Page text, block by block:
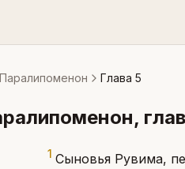
Глава 5
,
1 Сыновья Рувима,